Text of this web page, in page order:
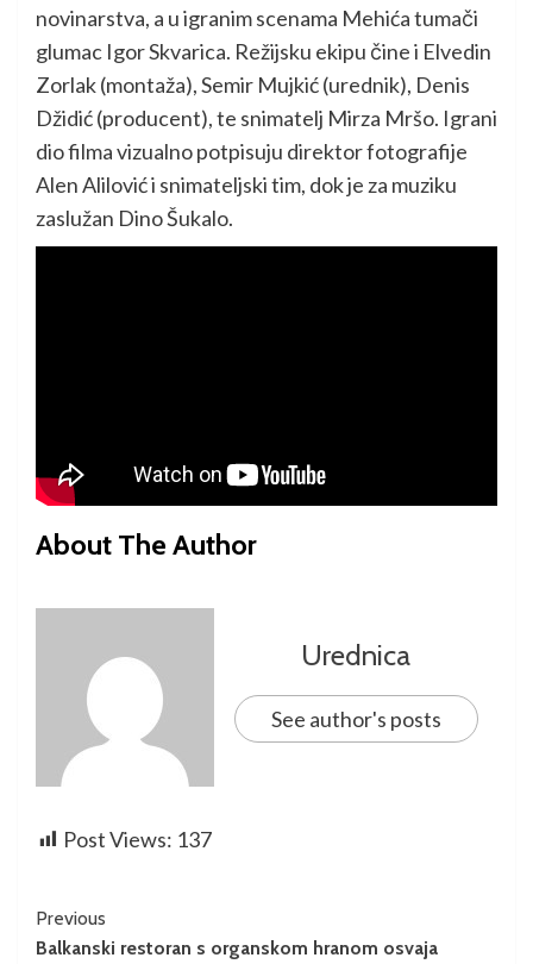
novinarstva, a u igranim scenama Mehića tumači
glumac Igor Skvarica. Režijsku ekipu čine i Elvedin
Zorlak (montaža), Semir Mujkić (urednik), Denis
Džidić (producent), te snimatelj Mirza Mršo. Igrani
dio filma vizualno potpisuju direktor fotografije
Alen Alilović i snimateljski tim, dok je za muziku
zaslužan Dino Šukalo.
About The Author
Urednica
See author's posts
Post Views: 137
Previous
Balkanski restoran s organskom hranom osvaja